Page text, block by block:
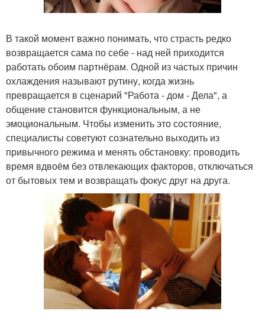
В такой момент важно понимать, что страсть редко
возвращается сама по себе - над ней приходится
работать обоим партнёрам. Одной из частых причин
охлаждения называют рутину, когда жизнь
превращается в сценарий "Работа - дом - Дела", а
общение становится функциональным, а не
эмоциональным. Чтобы изменить это состояние,
специалисты советуют сознательно выходить из
привычного режима и менять обстановку: проводить
время вдвоём без отвлекающих факторов, отключаться
от бытовых тем и возвращать фокус друг на друга.